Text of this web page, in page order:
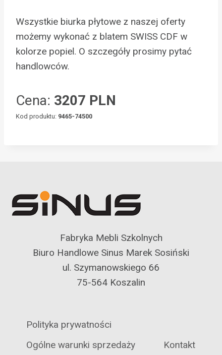
Wszystkie biurka płytowe z naszej oferty
możemy wykonać z blatem SWISS CDF w
kolorze popiel. O szczegóły prosimy pytać
handlowców.
Cena: 3207 PLN
Kod produktu: 9465-74500
Fabryka Mebli Szkolnych
Biuro Handlowe Sinus Marek Sosiński
ul. Szymanowskiego 66
75-564 Koszalin
Polityka prywatności
Ogólne warunki sprzedaży
Kontakt